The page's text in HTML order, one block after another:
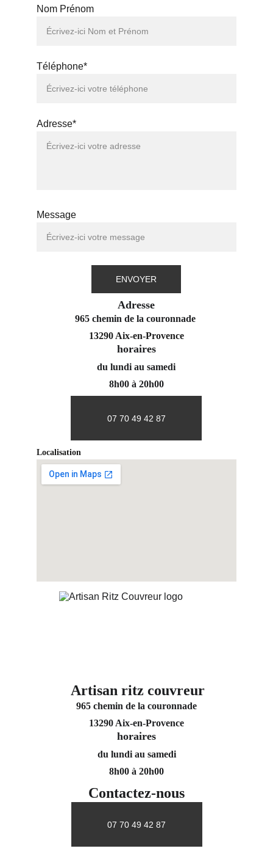
Nom Prénom
Téléphone*
Adresse*
Message
ENVOYER
Adresse
965 chemin de la couronnade
13290 Aix-en-Provence
07 70 49 42 87
Localisation
horaires
du lundi au samedi
8h00 à 20h00
Contactez-nous
07 70 49 42 87
Artisan ritz couvreur
965 chemin de la couronnade
13290 Aix-en-Provence
horaires
du lundi au samedi
8h00 à 20h00